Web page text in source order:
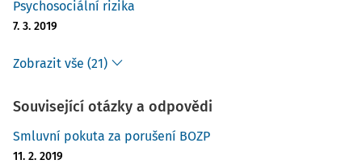
Povědomí o rizicích a porozumění a kompetence a
znalosti BOZP
Dotazovaní, tj. pracovníci i vlastníci-manažeři, obecně cítí,
prostředí. Tak tomu bylo i v případě mnoha samotných
pracovních procesů, z nichž mnohé byly fyzicky namáhavé.
Například na otázku ohledně namáhavých pracovních
Psychosociální rizika
7. 3. 2019
Zobrazit vše (21)
Související otázky a odpovědi
Smluvní pokuta za porušení BOZP
11. 2. 2019